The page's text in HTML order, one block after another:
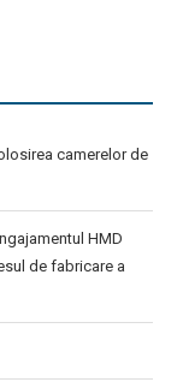
camerelor de
HMD
de fabricare a